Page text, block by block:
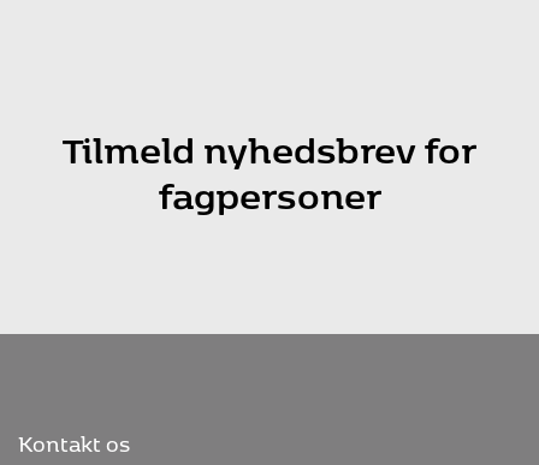
Tilmeld nyhedsbrev for
fagpersoner
Kontakt os